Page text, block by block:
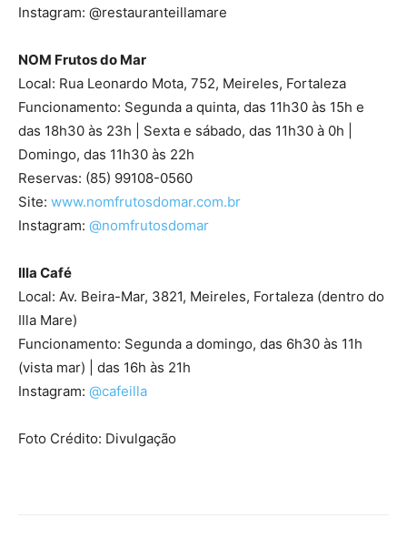
Instagram: @restauranteillamare
NOM Frutos do Mar
Local: Rua Leonardo Mota, 752, Meireles, Fortaleza
Funcionamento: Segunda a quinta, das 11h30 às 15h e
das 18h30 às 23h | Sexta e sábado, das 11h30 à 0h |
Domingo, das 11h30 às 22h
Reservas: (85) 99108-0560
Site: www.nomfrutosdomar.com.br
Instagram: @nomfrutosdomar
Illa Café
Local: Av. Beira-Mar, 3821, Meireles, Fortaleza (dentro do
Illa Mare)
Funcionamento: Segunda a domingo, das 6h30 às 11h
(vista mar) | das 16h às 21h
Instagram: @cafeilla
Foto Crédito: Divulgação